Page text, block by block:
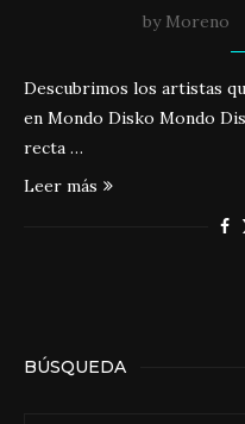
by Moreno
Descubrimos los artistas
en Mondo Disko Mondo
recta …
Leer más
BÚSQUEDA